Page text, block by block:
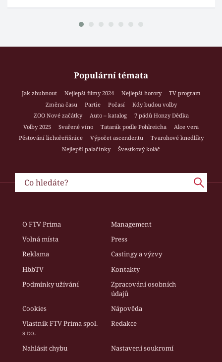
Populární témata
Jak zhubnout Nejlepší filmy 2024 Nejlepší horory
TV program
Změna času
Partie Počasí
Kdy budou volby
ZOO Nové začátky
Auto – katalog
7 pádů Honzy Dědka
Volby 2025
Svařené víno Tatarák podle Pohlreicha
Aloe vera
Pěstování lichořeřišnice
Výpočet ascendentu
Tvarohové knedlíky
Nejlepší palačinky
Švestkový koláč
O FTV Prima
Management
Volná místa
Press
Reklama
Castingy a výzvy
HbbTV
Kontakty
Podmínky užívání
Zpracování osobních
údajů
Cookies
Nápověda
Vlastník FTV Prima spol.
s r.o.
Redakce
Nahlásit chybu Nastavení soukromí